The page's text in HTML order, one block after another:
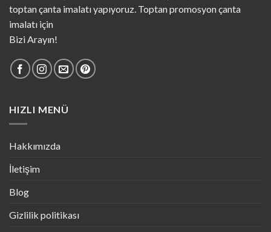
toptan çanta imalatı yapıyoruz. Toptan promosyon çanta
imalatı için
Bizi Arayın!
HIZLI MENÜ
Hakkımızda
İletişim
Blog
Gizlilik politikası